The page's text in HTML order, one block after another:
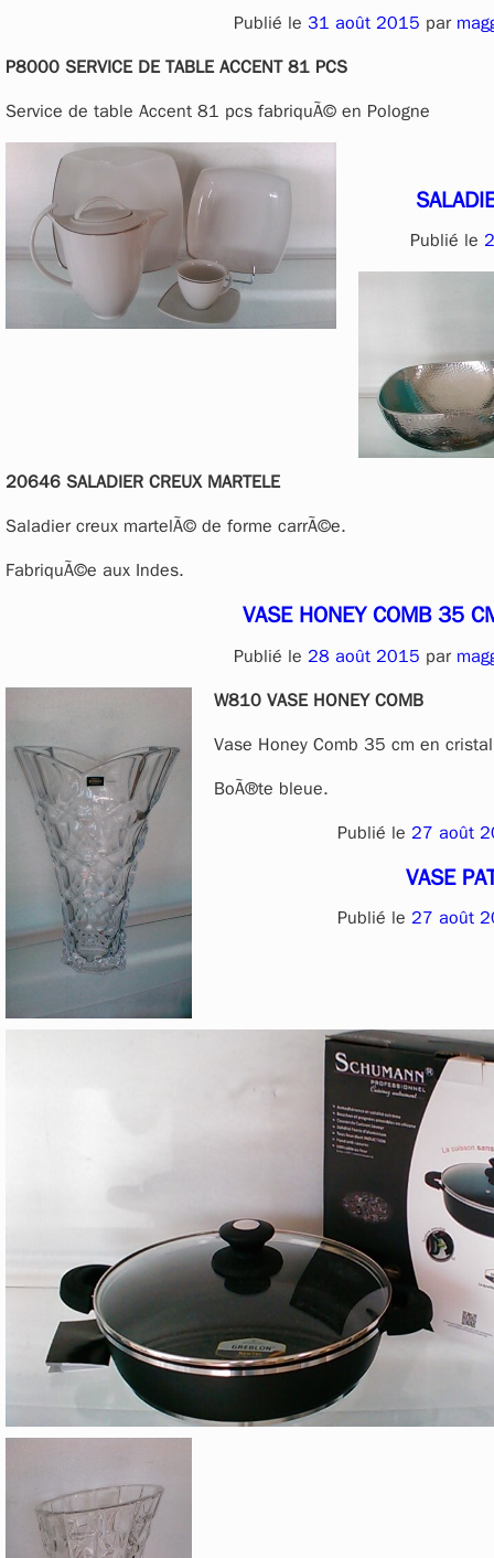
Publié le 31 août 2015 par
P8000 SERVICE DE TABLE ACCENT 81 PCS
Service de table Accent 81 pcs fabriquÃ© en Pologne
Publié le
20646 SALADIER CREUX MARTELE
Saladier creux martelÃ© de forme carrÃ©e.
FabriquÃ©e aux Indes.
VASE HONEY COMB 35
Publié le 28 août 2015 par
W810 VASE HONEY COMB
Vase Honey Comb 35 cm en
BoÃ®te bleue.
Publié le 27 août
VASE
Publié le 27 août